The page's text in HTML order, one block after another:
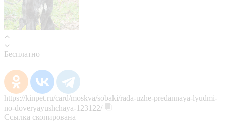
Бесплатно
https://kinpet.ru/card/moskva/sobaki/rada-uzhe-predannaya-lyudmi-
no-doveryayushchaya-123122/
Ссылка скопирована